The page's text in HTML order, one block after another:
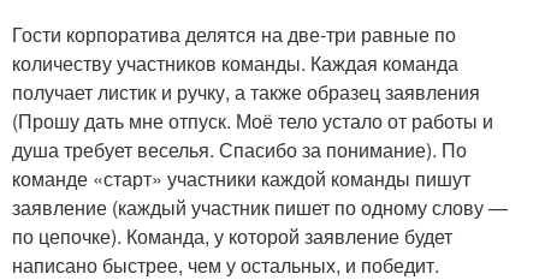
Гости корпоратива делятся на две-три равные по
количеству участников команды. Каждая команда
получает листик и ручку, а также образец заявления
(Прошу дать мне отпуск. Моё тело устало от работы и
душа требует веселья. Спасибо за понимание). По
команде «старт» участники каждой команды пишут
заявление (каждый участник пишет по одному слову —
по цепочке). Команда, у которой заявление будет
написано быстрее, чем у остальных, и победит.